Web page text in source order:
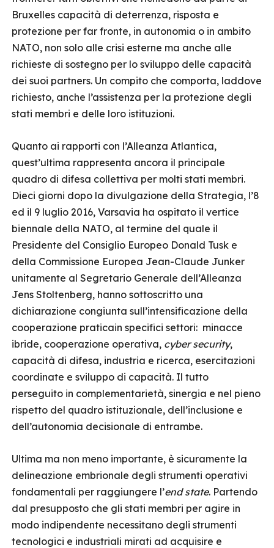
Bruxelles capacità di deterrenza, risposta e
protezione per far fronte, in autonomia o in ambito
NATO, non solo alle crisi esterne ma anche alle
richieste di sostegno per lo sviluppo delle capacità
dei suoi partners. Un compito che comporta, laddove
richiesto, anche l’assistenza per la protezione degli
stati membri e delle loro istituzioni.
Quanto ai rapporti con l’Alleanza Atlantica,
quest’ultima rappresenta ancora il principale
quadro di difesa collettiva per molti stati membri.
Dieci giorni dopo la divulgazione della Strategia, l’8
ed il 9 luglio 2016, Varsavia ha ospitato il vertice
biennale della NATO, al termine del quale il
Presidente del Consiglio Europeo Donald Tusk e
della Commissione Europea Jean-Claude Junker
unitamente al Segretario Generale dell’Alleanza
Jens Stoltenberg, hanno sottoscritto una
dichiarazione congiunta sull’intensificazione della
cooperazione praticain specifici settori: minacce
ibride, cooperazione operativa, cyber security,
capacità di difesa, industria e ricerca, esercitazioni
coordinate e sviluppo di capacità. Il tutto
perseguito in complementarietà, sinergia e nel pieno
rispetto del quadro istituzionale, dell’inclusione e
dell’autonomia decisionale di entrambe.
Ultima ma non meno importante, è sicuramente la
delineazione embrionale degli strumenti operativi
fondamentali per raggiungere l’end state. Partendo
dal presupposto che gli stati membri per agire in
modo indipendente necessitano degli strumenti
tecnologici e industriali mirati ad acquisire e